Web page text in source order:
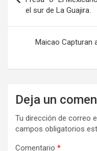
entradas
el sur de La Guajira.
Maicao Capturan
Deja un
Tu dirección de correo
campos obligatorios
Comentario *